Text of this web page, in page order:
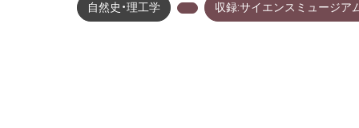
自然史・理工学 収録:サイエンスミュージア